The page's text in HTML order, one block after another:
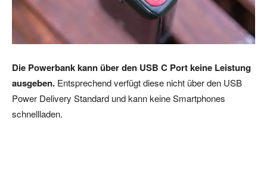
Die Powerbank kann über den USB C Port keine Leistung
ausgeben. Entsprechend verfügt diese nicht über den USB
Power Delivery Standard und kann keine Smartphones
schnellladen.